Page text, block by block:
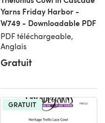
Yarns Friday Harbor -
W749 - Downloadable PDF
PDF téléchargeable,
Anglais
Gratuit
GRATUIT